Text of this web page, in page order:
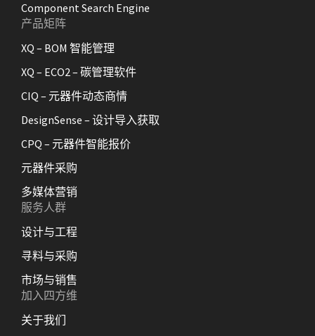
Component Search Engine
产品矩阵
XQ – BOM 智能管理
XQ – ECO2 – 碳管理软件
CIQ – 元器件动态商情
DesignSense – 设计导入获取
CPQ – 元器件智能报价
元器件采购
多媒体营销
服务人群
设计与工程
寻料与采购
市场与销售
加入四方维
关于我们